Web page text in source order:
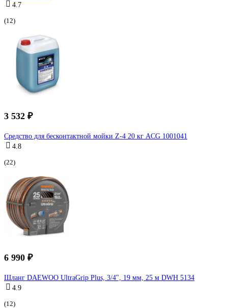
4.7
(12)
3 532 ₽
Средство для бесконтактной мойки Z-4 20 кг ACG 1001041
4.8
(22)
6 990 ₽
Шланг DAEWOO UltraGrip Plus, 3/4", 19 мм, 25 м DWH 5134
4.9
(12)